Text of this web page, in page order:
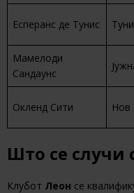
Есперанс де Тунис
Мамелоди
Сандаунс
Окленд Сити Нов
Што се случи
Клубот Леон се